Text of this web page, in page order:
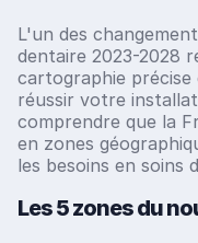
L'un des
dentaire 2023-2028
cartographie
réussir votre
comprendre que la
en zones
les besoins en soins
Les 5 zones du